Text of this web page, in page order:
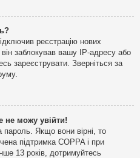
реєстрацію нових
заблокував вашу IP-адресу або
зареєструвати. Зверніться за
не можу увійти!
пароль. Якщо вони вірні, то
підтримка COPPA і при
13 років, дотримуйтесь